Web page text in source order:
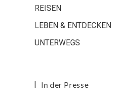
REISEN
LEBEN & ENTDECKEN
UNTERWEGS
In der Presse